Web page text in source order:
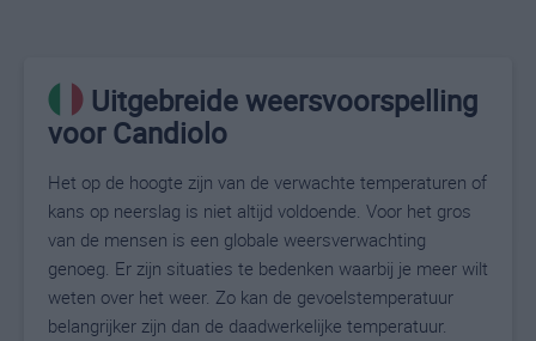
Uitgebreide weersvoorspelling
voor Candiolo
Het op de hoogte zijn van de verwachte temperaturen of
kans op neerslag is niet altijd voldoende. Voor het gros
van de mensen is een globale weersverwachting
genoeg. Er zijn situaties te bedenken waarbij je meer wilt
weten over het weer. Zo kan de gevoelstemperatuur
belangrijker zijn dan de daadwerkelijke temperatuur.